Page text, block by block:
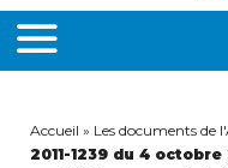
MENU
Accueil » Les documents de
2011-1239 du 4